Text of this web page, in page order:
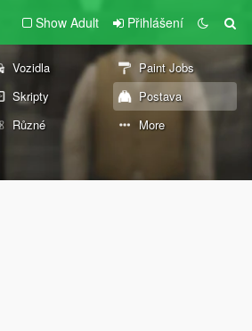
Show Adult Přihlášení
Vozidla
Paint Jobs
Skripty
Postava
Různé More